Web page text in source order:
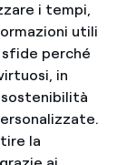
i tempi,
utili
perché
in
la